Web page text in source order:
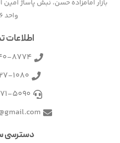
واحد 6
اطلاعات
8774
1080
5090
دسترسی